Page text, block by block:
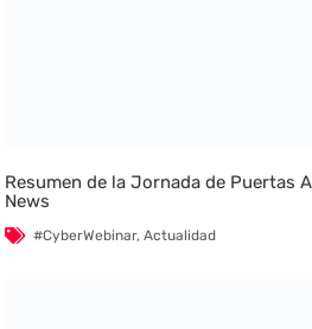
Resumen de la Jornada de Puertas
News
#CyberWebinar,Actualidad